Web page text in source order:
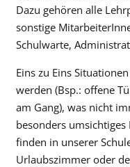
Dazu gehören alle
sonstige
Schulwarte,
Eins zu Eins
werden (Bsp.: offene
am Gang), was nicht
besonders
finden in unserer
Urlaubszimmer oder